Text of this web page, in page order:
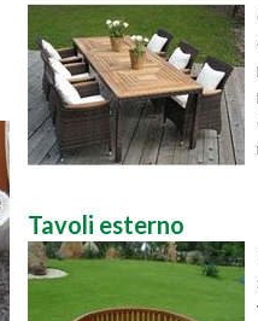
Tavoli esterno